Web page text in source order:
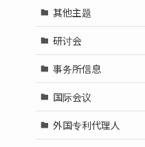
其他主题
研讨会
事务所信息
国际会议
外国专利代理人